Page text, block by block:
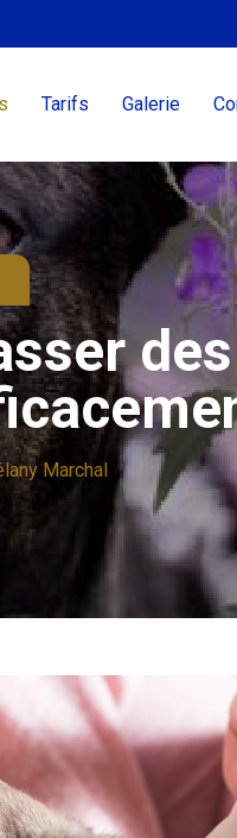
Tarifs Galerie
Marchal